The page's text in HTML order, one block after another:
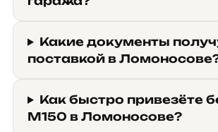
Какие документы
поставкой в
Как быстро привезёте
М150 в Ломоносове?